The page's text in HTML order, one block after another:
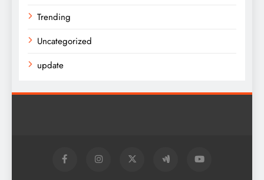
Trending
Uncategorized
update